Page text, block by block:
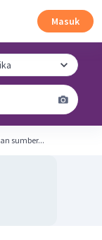
Masuk
sumber...